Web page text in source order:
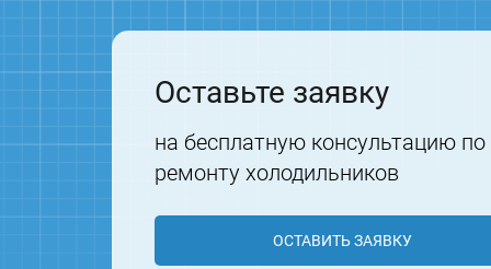
Оставьте заявку
на бесплатную консультацию по
ремонту холодильников
ОСТАВИТЬ ЗАЯВКУ